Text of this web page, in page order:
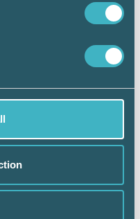
och inkomster
5 000 kronor inte
finns en regel
slag av utgifter ska
anges att den
valt att
som ger
återkommande
alltså över ska-